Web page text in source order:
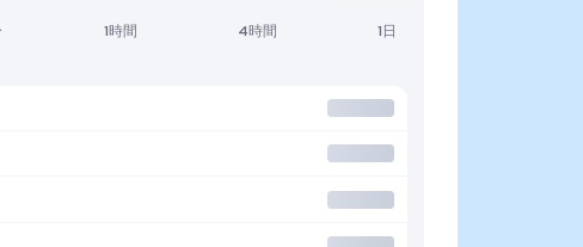
1時間 4時間 1日